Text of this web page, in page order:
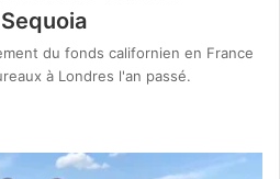
du fonds californien en France
à Londres l'an passé.